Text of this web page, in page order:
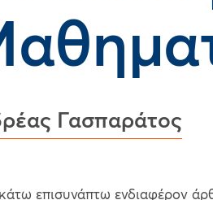
Γασπαράτος
επισυνάπτω ενδιαφέρον